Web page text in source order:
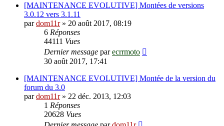
[MAINTENANCE EVOLUTIVE] Montées de versions
3.0.12 vers 3.1.11
pardom11r» 20 août 2017, 08:19
6 Réponses
44111 Vues
Dernier message parecrrmoto
30 août 2017, 17:41
[MAINTENANCE EVOLUTIVE] Montée de la version du
forum du 3.0
pardom11r» 22 déc. 2013, 12:03
1 Réponses
20628 Vues